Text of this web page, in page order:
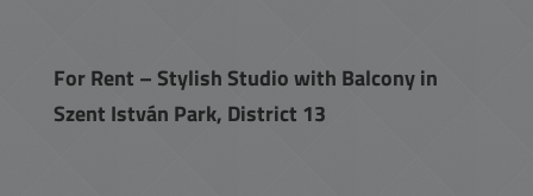
For Rent – Stylish Studio with Balcony in
Szent István Park, District 13